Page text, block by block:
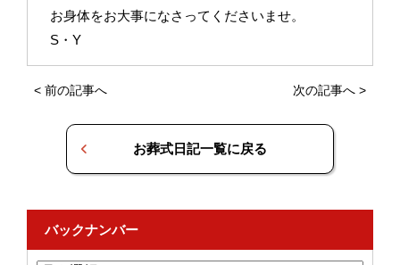
お身体をお大事になさってくださいませ。
S・Y
< 前の記事へ 次の記事へ >
お葬式日記一覧に戻る
バックナンバー